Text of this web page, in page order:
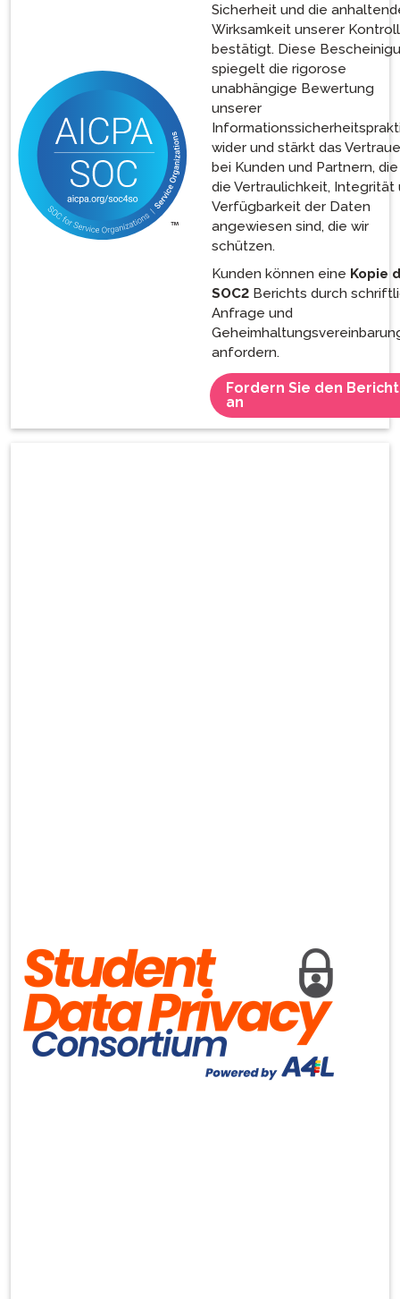
Sicherheit und die
Wirksamkeit unserer
bestätigt. Diese
spiegelt die rigorose
unabhängige Bewertung
unserer
wider und stärkt das
bei Kunden und Partnern,
die Vertraulichkeit, Integrität
Verfügbarkeit der Daten
angewiesen sind, die wir
schützen.
Kunden können eine Kopie
SOC2 Berichts durch
Anfrage und
anfordern.
Fordern Sie den Bericht
an